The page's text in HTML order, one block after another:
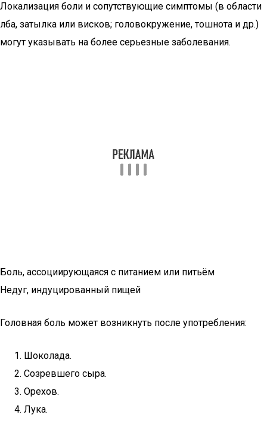
Локализация боли и сопутствующие симптомы (в области
лба, затылка или висков; головокружение, тошнота и др.)
могут указывать на более серьезные заболевания.
Боль, ассоциирующаяся с питанием или питьём
Недуг, индуцированный пищей
Головная боль может возникнуть после употребления:
Шоколада.
Созревшего сыра.
Орехов.
Лука.